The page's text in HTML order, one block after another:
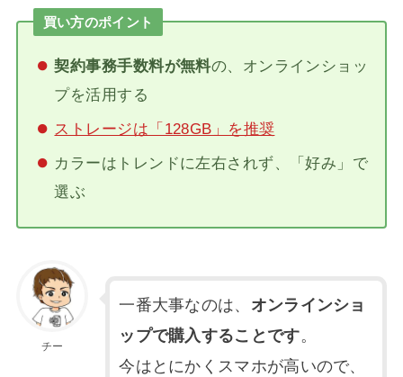
買い方のポイント
契約事務手数料が無料の、オンラインショッ
プを活用する
ストレージは「128GB」を推奨
カラーはトレンドに左右されず、「好み」で
選ぶ
チー
一番大事なのは、 オンラインショ
ップで購入することです。
今はとにかくスマホが高いので、